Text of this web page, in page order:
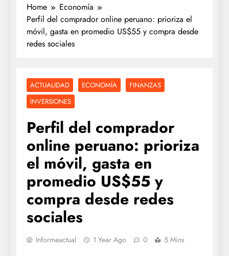
Home
Economía
Perfil del comprador online peruano: prioriza el
móvil, gasta en promedio US$55 y compra desde
redes sociales
ACTUALIDAD ECONOMÍA
FINANZAS
INVERSIONES
Perfil del comprador
online peruano: prioriza
el móvil, gasta en
promedio US$55 y
compra desde redes
sociales
Informeactual 1 Year Ago 0 5 Mins